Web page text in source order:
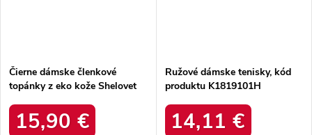
Čierne dámske členkové
topánky z eko kože Shelovet
15,90 €
Ružové dámske tenisky, kód
produktu K1819101H
14,11 €